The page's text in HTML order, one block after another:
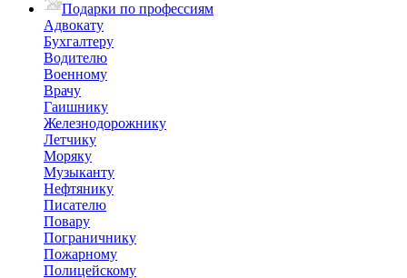
Подарки по профессиям
Адвокату
Бухгалтеру
Водителю
Военному
Врачу
Гаишнику
Железнодорожнику
Летчику
Моряку
Музыканту
Нефтянику
Писателю
Повару
Пограничнику
Пожарному
Полицейскому